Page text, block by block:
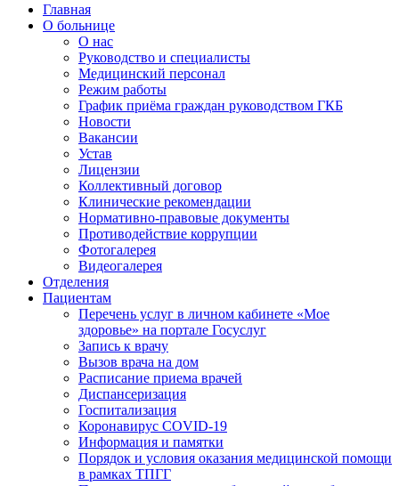
Главная
О больнице
О нас
Руководство и специалисты
Медицинский персонал
Режим работы
График приёма граждан руководством ГКБ
Новости
Вакансии
Устав
Лицензии
Коллективный договор
Клинические рекомендации
Нормативно-правовые документы
Противодействие коррупции
Фотогалерея
Видеогалерея
Отделения
Пациентам
Перечень услуг в личном кабинете «Мое
здоровье» на портале Госуслуг
Запись к врачу
Вызов врача на дом
Расписание приема врачей
Диспансеризация
Госпитализация
Коронавирус COVID-19
Информация и памятки
Порядок и условия оказания медицинской помощи
в рамках ТПГГ